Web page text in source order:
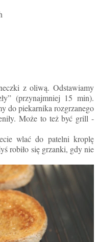
z oliwą. Odstawiamy
(przynajmniej 15 min).
do piekarnika rozgrzanego
Może to też być grill -
wlać do patelni kroplę
robiło się grzanki, gdy nie